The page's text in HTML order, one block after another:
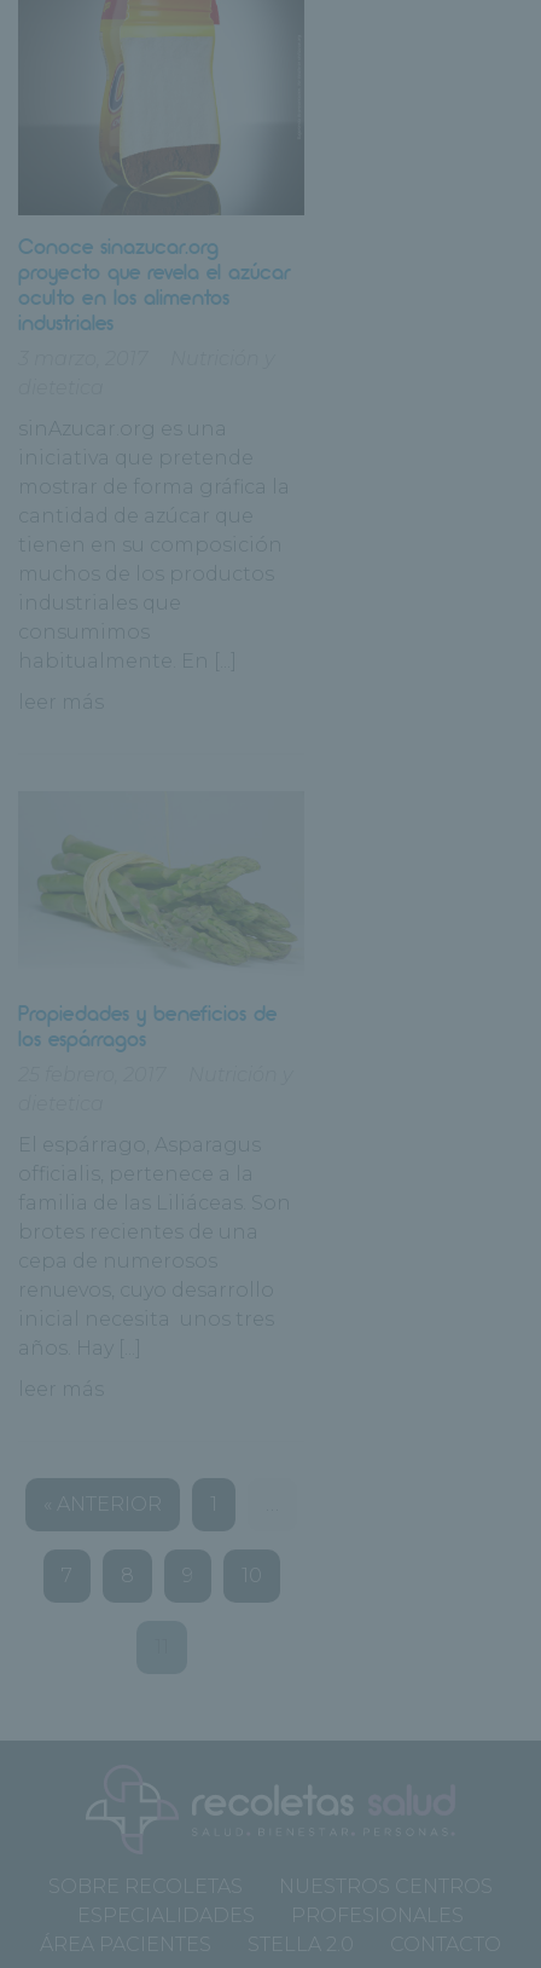
Conoce sinazucar.org
proyecto que revela el azúcar
oculto en los alimentos
industriales
sinAzucar.org es una
iniciativa que pretende
mostrar de forma gráfica la
cantidad de azúcar que
tienen en su composición
muchos de los productos
industriales que
consumimos
habitualmente. En [...]
leer más
Propiedades y beneficios de
los espárragos
El espárrago, Asparagus
officialis, pertenece a la
familia de las Liliáceas. Son
brotes recientes de una
cepa de numerosos
renuevos, cuyo desarrollo
inicial necesita unos tres
años. Hay [...]
leer más
« ANTERIOR
7 8
SOBRE RECOLETAS
NUESTROS CENTROS
ESPECIALIDADES
PROFESIONALES
ÁREA PACIENTES
STELLA 2.0 CONTACTO